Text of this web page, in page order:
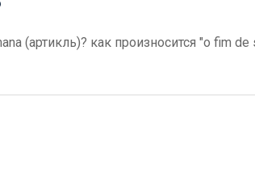
(артикль)? как произносится "o fim de